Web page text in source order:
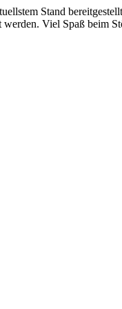
Stand
Viel Spaß beim